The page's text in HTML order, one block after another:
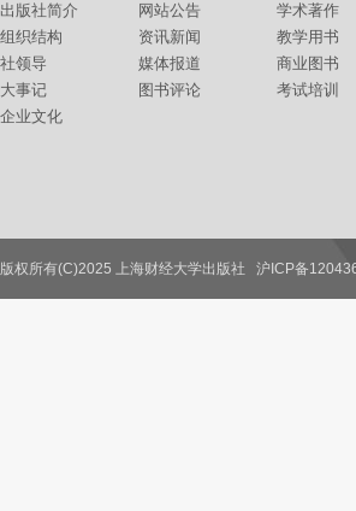
出版社简介
组织结构
社领导
大事记
企业文化
网站公告
资讯新闻
媒体报道
图书评论
学术著作
教学用书
商业图书
考试培训
联系我们
版权所有(C)2025 上海财经大学出版社 沪ICP备